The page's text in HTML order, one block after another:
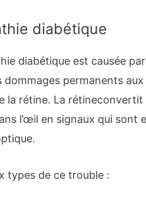
diabétique
diabétique est causée
dommages permanents aux
la rétine. La rétineconvertit
l’œil en signaux qui sont
types de ce trouble :